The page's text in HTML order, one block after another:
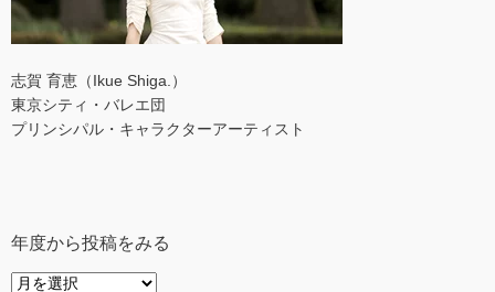
志賀 育恵（Ikue Shiga.）
東京シティ・バレエ団
プリンシパル・キャラクターアーティスト
年度から投稿をみる
年